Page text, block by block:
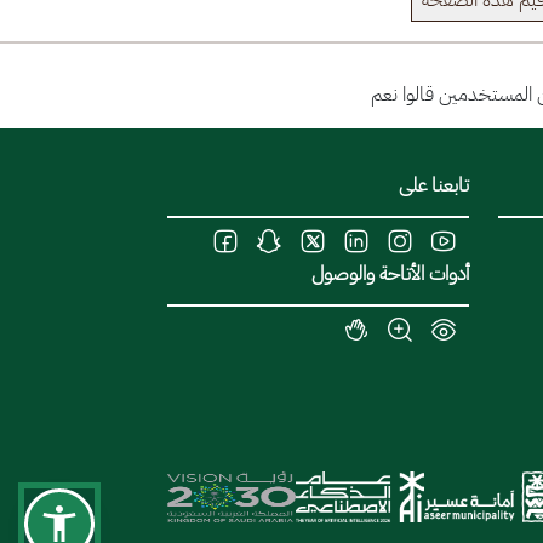
تابعنا على
أدوات الأتاحة والوصول